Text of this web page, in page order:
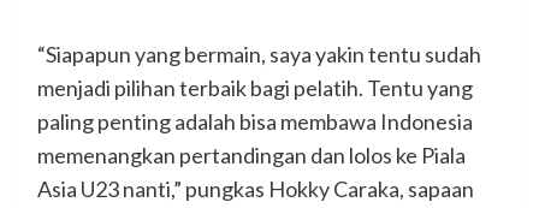
“Siapapun yang bermain, saya yakin tentu sudah
menjadi pilihan terbaik bagi pelatih. Tentu yang
paling penting adalah bisa membawa Indonesia
memenangkan pertandingan dan lolos ke Piala
Asia U23 nanti,” pungkas Hokky Caraka, sapaan